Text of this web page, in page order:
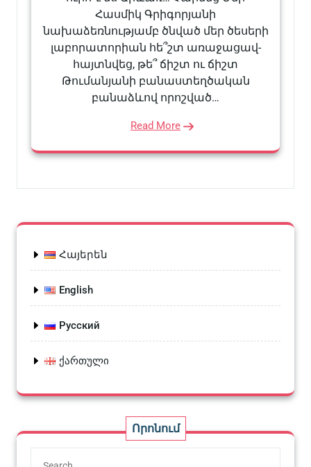
Հասմիկ Գրիգորյանի
նախաձեռնությամբ ծնված մեր ծեսերի
լաբորատորիան հե՞շտ առաջացավ-
հայտնվեց, թե՞ ճիշտ ու ճիշտ
Թումանյանի բանաստեղծական
բանաձևով որոշված…
Read More
Հայերեն
English
Русский
ქართული
Որոնում